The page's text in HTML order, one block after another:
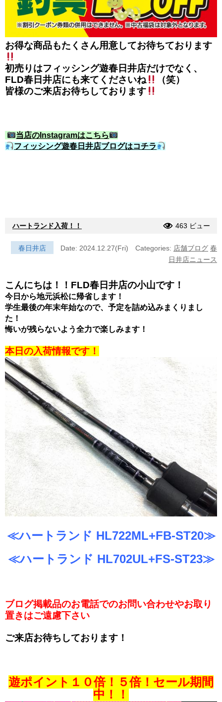
お得な商品もたくさん用意してお待ちております
初売りはフィッシング遊春日井店だけでなく、
FLD春日井店にも来てくださいね
（笑）
皆様のご来店お待ちしております
当店のInstagramはこちら
フィッシング遊春日井店ブログはコチラ
ハートランド入荷！！ 463 ビュー
春日井店 Date: 2024.12.27(Fri) Categories: 店舗ブログ 春
日井店ニュース
こんにちは！！FLD春日井店の小山です！
今日から地元浜松に帰省します！
学生最後の年末年始なので、予定を詰め込みまくりまし
た！
悔いが残らないよう全力で楽しみます！
本日の入荷情報です！
≪ハートランド HL722ML+FB-ST20≫
≪ハートランド HL702UL+FS-ST23≫
ブログ掲載品のお電話でのお問い合わせやお取り
置きはご遠慮下さい
ご来店お待ちしております！
遊ポイント１０倍！５倍！ セール期間
中！！